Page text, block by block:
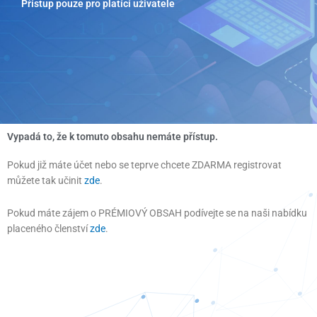
PřeskočitPřístup pouze pro platící uživatele
Vypadá to, že k tomuto obsahu nemáte přístup.
Pokud již máte účet nebo se teprve chcete ZDARMA registrovat
můžete tak učinit zde.
Pokud máte zájem o PRÉMIOVÝ OBSAH podívejte se na naši nabídku
placeného členstvízde.